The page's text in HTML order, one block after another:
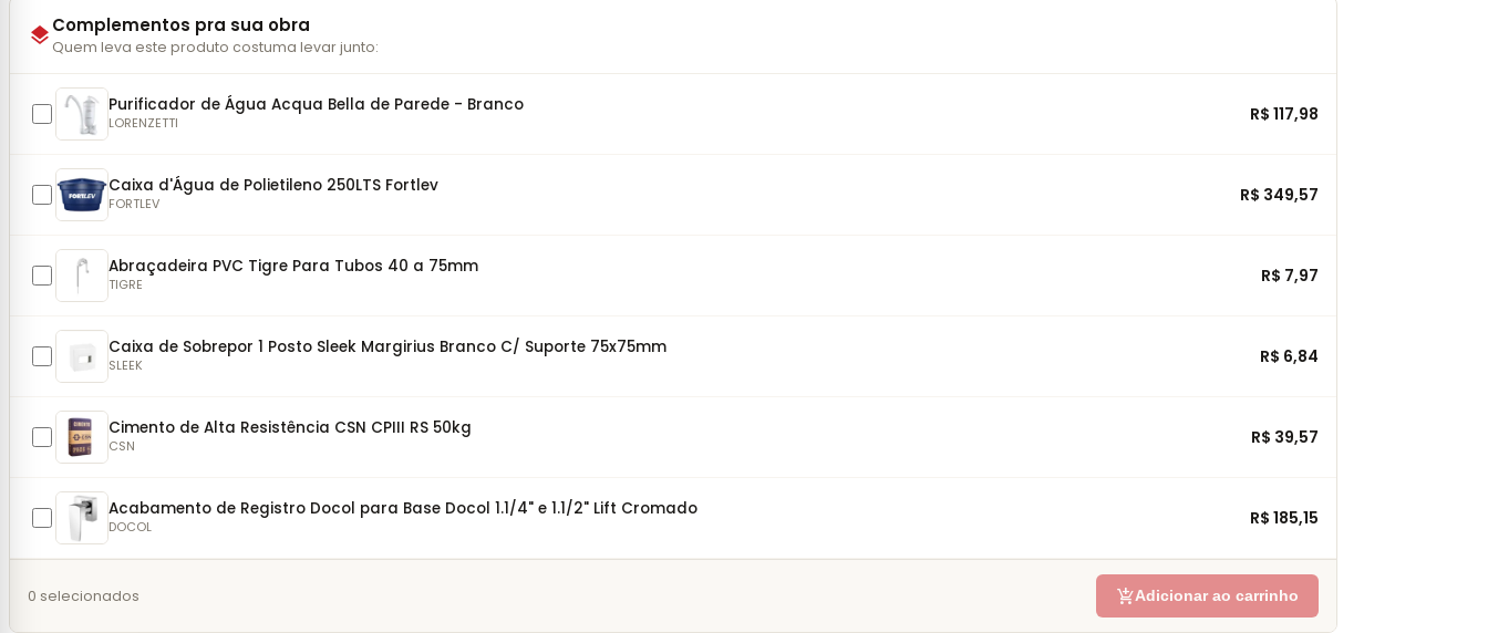
layersComplementos pra sua obra
Quem leva este produto costuma levar junto:
Purificador de Água Acqua Bella de Parede - Branco
LORENZETTI R$ 117,98
Caixa d'Água de Polietileno 250LTS Fortlev
FORTLEV R$ 349,57
Abraçadeira PVC Tigre Para Tubos 40 a 75mm
TIGRE R$ 7,97
Caixa de Sobrepor 1 Posto Sleek Margirius Branco C/ Suporte 75x75mm
SLEEK R$ 6,84
Cimento de Alta Resistência CSN CPIII RS 50kg
CSN R$ 39,57
Acabamento de Registro Docol para Base Docol 1.1/4" e 1.1/2" Lift Cromado
DOCOL R$ 185,15
0 selecionados add_shopping_cartAdicionar ao carrinho